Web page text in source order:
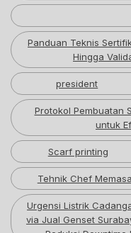
Panduan Teknis
Hingga
president
Protokol Pembuatan
untuk
Scarf printing
Tehnik Chef
Urgensi Listrik
via Jual Genset